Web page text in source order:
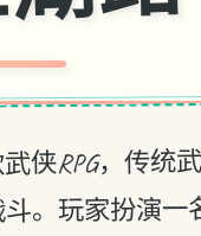
侠RPG，传统
。玩家扮演一